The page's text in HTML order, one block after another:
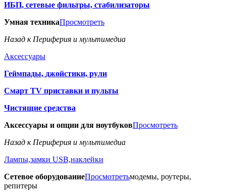
ИБП, сетевые фильтры, стабилизаторы
Умная техникаПросмотреть
Назад к Периферия и мультимедиа
Аксессуары
Геймпады, джойстики, рули
Смарт TV приставки и пульты
Чистящие средства
Аксессуары и опции для ноутбуковПросмотреть
Назад к Периферия и мультимедиа
Лампы,замки USB,наклейки
Сетевое оборудованиеПросмотретьмодемы, роутеры,
репитеры